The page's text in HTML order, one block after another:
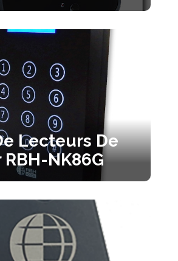
Lecteurs De
NK86G